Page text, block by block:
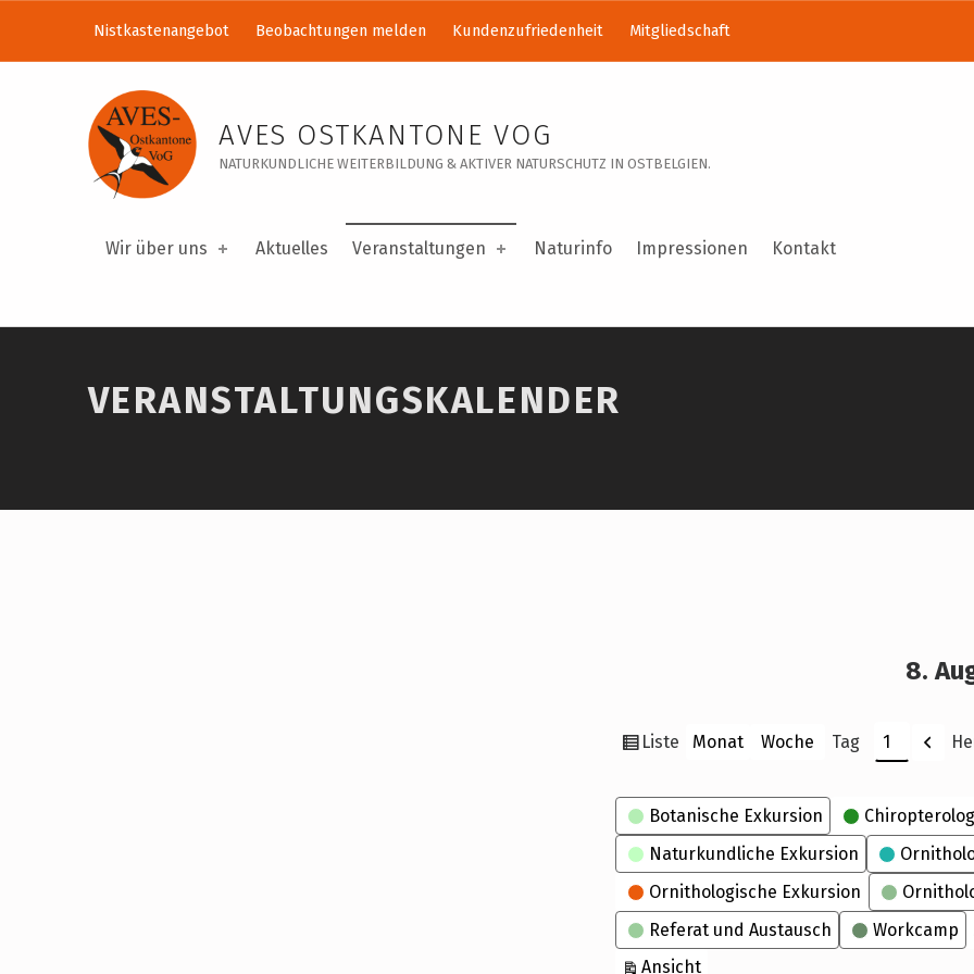
Veranstaltungskalender – AVES Ostkantone VoG
AVES OSTKANTONE VOG
NATURKUNDLICHE WEITERBILDUNG & AKTIVER NATURSCHUTZ IN OSTBELGIEN.
Wir über uns Aktuelles Veranstaltungen Naturinfo Impressionen Kontakt
Nistkastenangebot Beobachtungen melden Kundenzufriedenheit Mitgliedschaft
VERANSTALTUNGSKALENDER
8.
Ansicht
Liste Monat Woche Tag
Monat
Tag
Jahr
Kategorien
Botanische Exkursion
Naturkundliche Exkursion
Ornithologische Exkursion
Referat und Austausch
Workcamp
Ansichtausdrucken